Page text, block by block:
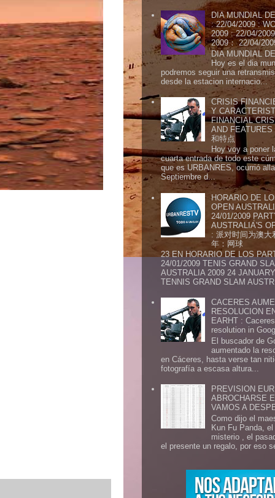
DIA MUNDIAL
: 22/04/2009 :
2009 : 22/04/
2009： 22/04/
DIA MUNDIAL
Hoy es el dia
podremos seguir una
desde la estacion internacio...
CRISIS
Y
FINANCIAL
AND
和特点
Hoy voy a poner
cuarta entrada de todo este
que es URBANRES, ocurrió
Septiembre d...
HORARIO DE
OPEN
24/01/2009
AUSTRALIA'S
: 派对时间为澳大
年：网球
23 EN HORARIO DE LOS
24/01/2009 TENIS GRAND
AUSTRALIA 2009 24
TENNIS GRAND SLAM
CACERES
RESOLUCION
EARHT :
resolution in
El buscador de
aumentado la
en Cáceres, hasta verse tan
fotografía a escasa altura...
PREVISION
ABROCHARSE
VAMOS A
Como dijo el
Kun Fu Panda,
misterio , el
el presente un regalo, por eso